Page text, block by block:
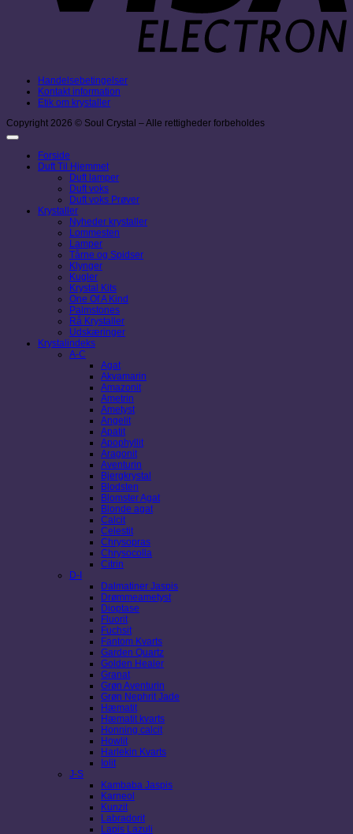
Handelsebetingelser
Kontakt information
Etik om krystaller
Copyright 2026 © Soul Crystal – Alle rettigheder forbeholdes
Forside
Duft Til Hjemmet
Duft lamper
Duft voks
Duft voks Prøver
Krystaller
Nyheder krystaller
Lommesten
Lamper
Tårne og Spidser
Klynger
Kugler
Krystal Kits
One Of A Kind
Palmstones
Rå Krystaller
Udskæringer
Krystalindeks
A-C
Agat
Akvamarin
Amazonit
Ametrin
Ametyst
Angelit
Apatit
Apophyllit
Aragonit
Aventurin
Bjergkrystal
Blodsten
Blomster Agat
Blonde agat
Calcit
Celestit
Chrysopras
Chrysocolla
Citrin
D-I
Dalmatiner Jaspis
Drømmeametyst
Dioptase
Fluorit
Fuchsit
Fantom Kvarts
Garden Quartz
Golden Healer
Granat
Grøn Aventurin
Grøn Nephrit Jade
Hæmatit
Hæmatit kvarts
Honning calcit
Howlit
Harlekin Kvarts
Iolit
J-S
Kambaba Jaspis
Karneol
Kunzit
Labradorit
Lapis Lazuli